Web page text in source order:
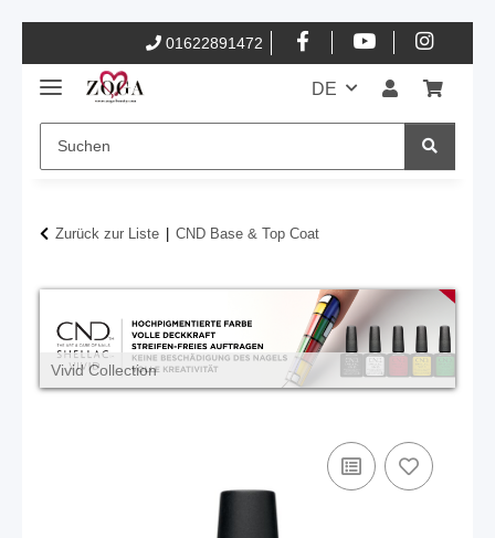
01622891472
DE
Zurück zur Liste CND Base & Top Coat
Vivid Collection